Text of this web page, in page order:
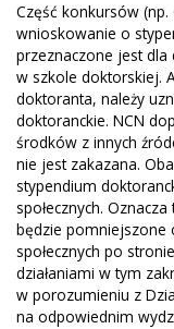
Część konkursów (np.
wnioskowanie o
przeznaczone jest
w szkole doktorskiej.
doktoranta, należy
doktoranckie. NCN
środków z innych
nie jest zakazana.
stypendium
społecznych.
będzie pomniejszone
społecznych po
działaniami w tym
w porozumieniu z
na odpowiednim